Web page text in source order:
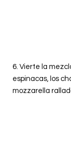
6. Vierte la
espinacas, los
mozzarella